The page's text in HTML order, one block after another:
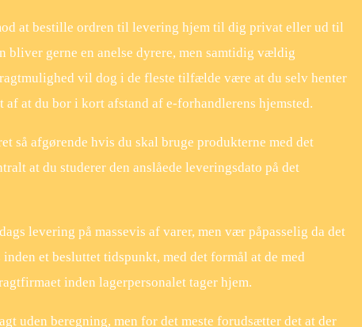
at bestille ordren til levering hjem til dig privat eller ud til
bliver gerne en anelse dyrere, men samtidig vældig
vil dog i de fleste tilfælde være at du selv henter
af at du bor i kort afstand af e-forhandlerens hjemsted.
så afgørende hvis du skal bruge produkterne med det
at du studerer den anslåede leveringsdato på det
levering på massevis af varer, men vær påpasselig da det
et besluttet tidspunkt, med det formål at de med
inden lagerpersonalet tager hjem.
uden beregning, men for det meste forudsætter det at der